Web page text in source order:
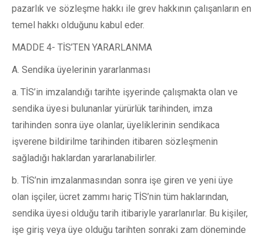
pazarlık ve sözleşme hakkı ile grev hakkının çalışanların en
temel hakkı olduğunu kabul eder.
MADDE 4- TİS’TEN YARARLANMA
A. Sendika üyelerinin yararlanması
a. TİS’in imzalandığı tarihte işyerinde çalışmakta olan ve
sendika üyesi bulunanlar yürürlük tarihinden, imza
tarihinden sonra üye olanlar, üyeliklerinin sendikaca
işverene bildirilme tarihinden itibaren sözleşmenin
sağladığı haklardan yararlanabilirler.
b. TİS’nin imzalanmasından sonra işe giren ve yeni üye
olan işçiler, ücret zammı hariç TİS’nin tüm haklarından,
sendika üyesi olduğu tarih itibariyle yararlanırlar. Bu kişiler,
işe giriş veya üye olduğu tarihten sonraki zam döneminde